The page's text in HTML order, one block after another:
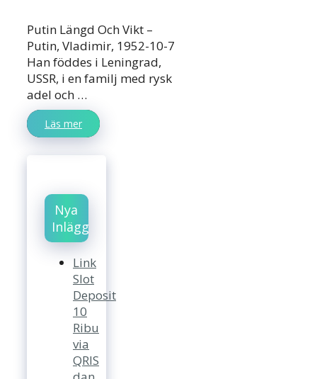
Putin Längd Och Vikt –
Putin, Vladimir, 1952-10-7
Han föddes i Leningrad,
USSR, i en familj med rysk
adel och …
Läs mer
Nya
Inlägg
Link
Slot
Deposit
10
Ribu
via
QRIS